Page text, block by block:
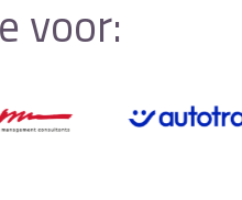
voor: